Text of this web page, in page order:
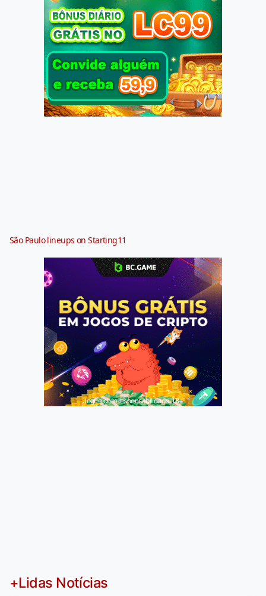
São Paulo lineups on Starting11
Jogue com responsabilidade. 18+
+Lidas Notícias